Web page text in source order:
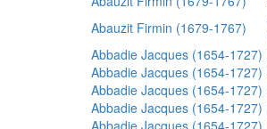
Abauzit Firmin (1679-1767)
Abbadie Jacques (1654-1727)
Abbadie Jacques (1654-1727)
Abbadie Jacques (1654-1727)
Abbadie Jacques (1654-1727)
Abbadie Jacques (1654-1727)